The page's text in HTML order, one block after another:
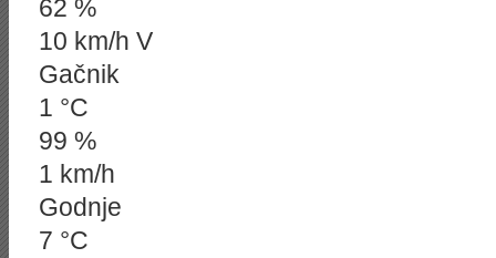
62 %
10 km/h V
Gačnik
1 °C
99 %
1 km/h
Godnje
7 °C